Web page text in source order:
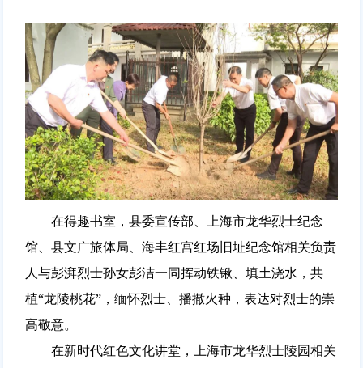
在得趣书室，县委宣传部、上海市龙华烈士纪念
馆、县文广旅体局、海丰红宫红场旧址纪念馆相关负责
人与彭湃烈士孙女彭洁一同挥动铁锹、填土浇水，共
植“龙陵桃花”，缅怀烈士、播撒火种，表达对烈士的崇
高敬意。
在新时代红色文化讲堂，上海市龙华烈士陵园相关